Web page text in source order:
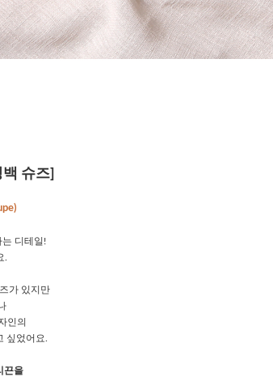
슈즈]
는 디테일!
가 있지만
인의
싶었어요.
끈을